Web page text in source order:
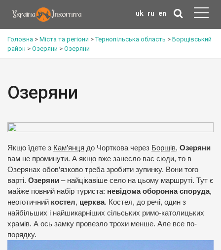
uk ru en
Головна > Міста та регіони >Тернопільська область > Борщівський
район > Озеряни > Озеряни
Озеряни
Якщо їдете з Кам’янця до Чорткова через Борщів, Озеряни
вам не проминути. А якщо вже занесло вас сюди, то в
Озерянах обов’язково треба зробити зупинку. Вони того
варті. Озеряни – найцікавіше село на цьому маршруті. Тут є
майже повний набір туриста: невідома оборонна споруда,
неоготичний костел, церква. Костел, до речі, один з
найбільших і найшикарніших сільських римо-католицьких
храмів. А ось замку провезло трохи менше. Але все по-
порядку.